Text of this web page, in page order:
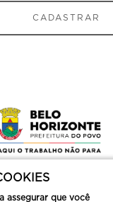
CADASTRAR
assegurar que você